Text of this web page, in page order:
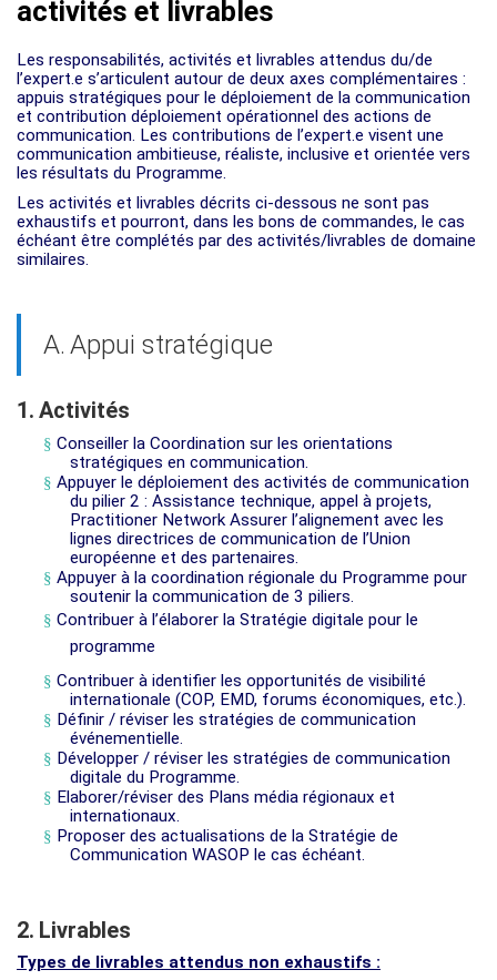
activités et livrables
Les responsabilités, activités et livrables attendus du/de
l’expert.e s’articulent autour de deux axes complémentaires :
appuis stratégiques pour le déploiement de la communication
et contribution déploiement opérationnel des actions de
communication. Les contributions de l’expert.e visent une
communication ambitieuse, réaliste, inclusive et orientée vers
les résultats du Programme.
Les activités et livrables décrits ci-dessous ne sont pas
exhaustifs et pourront, dans les bons de commandes, le cas
échéant être complétés par des activités/livrables de domaine
similaires.
A. Appui stratégique
1. Activités
§ Conseiller la Coordination sur les orientations
stratégiques en communication.
§ Appuyer le déploiement des activités de communication
du pilier 2 : Assistance technique, appel à projets,
Practitioner Network Assurer l’alignement avec les
lignes directrices de communication de l’Union
européenne et des partenaires.
§ Appuyer à la coordination régionale du Programme pour
soutenir la communication de 3 piliers.
§ Contribuer à l’élaborer la Stratégie digitale pour le
programme
§ Contribuer à identifier les opportunités de visibilité
internationale (COP, EMD, forums économiques, etc.).
§ Définir / réviser les stratégies de communication
événementielle.
§ Développer / réviser les stratégies de communication
digitale du Programme.
§ Elaborer/réviser des Plans média régionaux et
internationaux.
§ Proposer des actualisations de la Stratégie de
Communication WASOP le cas échéant.
2. Livrables
Types de livrables attendus non exhaustifs :